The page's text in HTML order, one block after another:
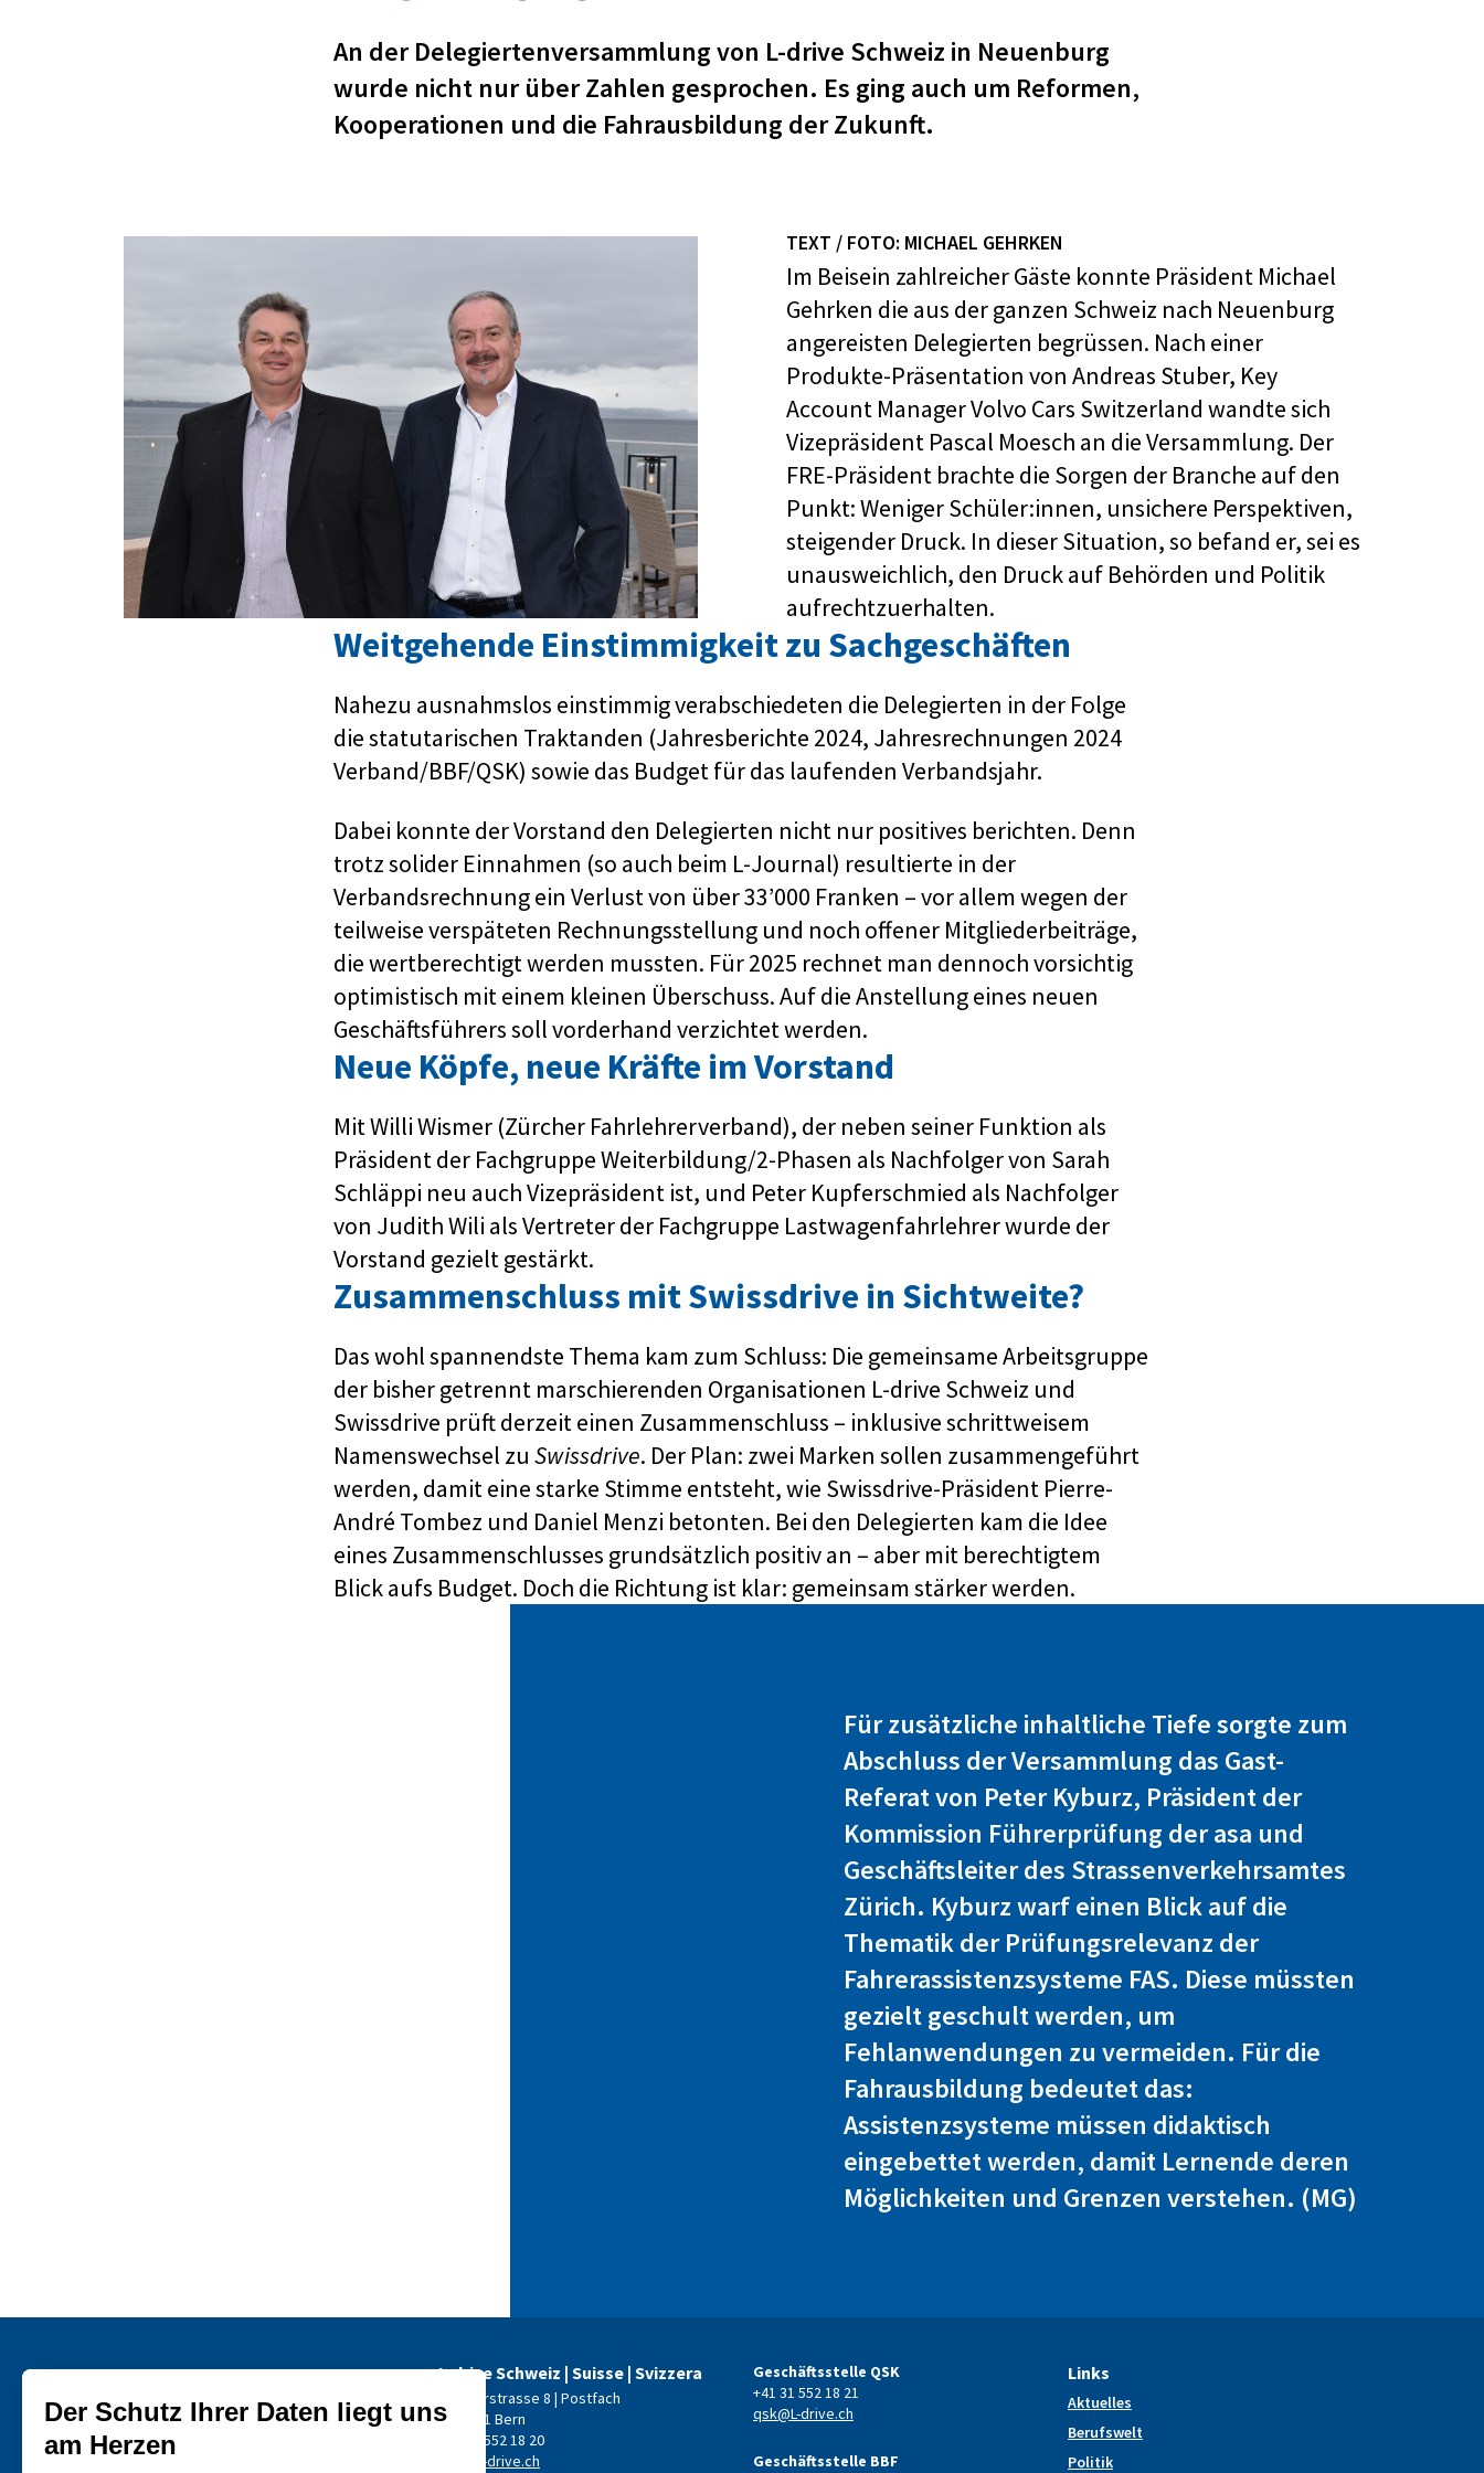
An der Delegiertenversammlung von L-drive Schweiz in Neuenburg
wurde nicht nur über Zahlen gesprochen. Es ging auch um Reformen,
Kooperationen und die Fahrausbildung der Zukunft.
TEXT / FOTO: MICHAEL GEHRKEN
Im Beisein zahlreicher Gäste konnte Präsident Michael
Gehrken die aus der ganzen Schweiz nach Neuenburg
angereisten Delegierten begrüssen. Nach einer
Produkte-Präsentation von Andreas Stuber, Key
Account Manager Volvo Cars Switzerland wandte sich
Vizepräsident Pascal Moesch an die Versammlung. Der
FRE-Präsident brachte die Sorgen der Branche auf den
Punkt: Weniger Schüler:innen, unsichere Perspektiven,
steigender Druck. In dieser Situation, so befand er, sei es
unausweichlich, den Druck auf Behörden und Politik
aufrechtzuerhalten.
Weitgehende Einstimmigkeit zu Sachgeschäften
Nahezu ausnahmslos einstimmig verabschiedeten die Delegierten in der Folge
die statutarischen Traktanden (Jahresberichte 2024, Jahresrechnungen 2024
Verband/BBF/QSK) sowie das Budget für das laufenden Verbandsjahr.
Dabei konnte der Vorstand den Delegierten nicht nur positives berichten. Denn
trotz solider Einnahmen (so auch beim L-Journal) resultierte in der
Verbandsrechnung ein Verlust von über 33’000 Franken – vor allem wegen der
teilweise verspäteten Rechnungsstellung und noch offener Mitgliederbeiträge,
die wertberechtigt werden mussten. Für 2025 rechnet man dennoch vorsichtig
optimistisch mit einem kleinen Überschuss. Auf die Anstellung eines neuen
Geschäftsführers soll vorderhand verzichtet werden.
Neue Köpfe, neue Kräfte im Vorstand
Mit Willi Wismer (Zürcher Fahrlehrerverband), der neben seiner Funktion als
Präsident der Fachgruppe Weiterbildung/2-Phasen als Nachfolger von Sarah
Schläppi neu auch Vizepräsident ist, und Peter Kupferschmied als Nachfolger
von Judith Wili als Vertreter der Fachgruppe Lastwagenfahrlehrer wurde der
Vorstand gezielt gestärkt.
Zusammenschluss mit Swissdrive in Sichtweite?
Das wohl spannendste Thema kam zum Schluss: Die gemeinsame Arbeitsgruppe
der bisher getrennt marschierenden Organisationen L-drive Schweiz und
Swissdrive prüft derzeit einen Zusammenschluss – inklusive schrittweisem
Namenswechsel zu Swissdrive. Der Plan: zwei Marken sollen zusammengeführt
werden, damit eine starke Stimme entsteht, wie Swissdrive-Präsident Pierre-
André Tombez und Daniel Menzi betonten. Bei den Delegierten kam die Idee
eines Zusammenschlusses grundsätzlich positiv an – aber mit berechtigtem
Blick aufs Budget. Doch die Richtung ist klar: gemeinsam stärker werden.
Für zusätzliche inhaltliche Tiefe sorgte zum
Abschluss der Versammlung das Gast-
Referat von Peter Kyburz, Präsident der
Kommission Führerprüfung der asa und
Geschäftsleiter des Strassenverkehrsamtes
Zürich. Kyburz warf einen Blick auf die
Thematik der Prüfungsrelevanz der
Fahrerassistenzsysteme FAS. Diese müssten
gezielt geschult werden, um
Fehlanwendungen zu vermeiden. Für die
Fahrausbildung bedeutet das:
Assistenzsysteme müssen didaktisch
eingebettet werden, damit Lernende deren
Möglichkeiten und Grenzen verstehen. (MG)
L-drive Schweiz | Suisse | Svizzera
Effingerstrasse 8 | Postfach
CH-3001 Bern
+41 31 552 18 20
info@L-drive.ch
Geschäftsstelle QSK
+41 31 552 18 21
qsk@L-drive.ch
Geschäftsstelle BBF
Links
Aktuelles
Berufswelt
Politik